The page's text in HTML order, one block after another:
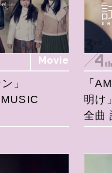
Movie
」
「
明け
全曲